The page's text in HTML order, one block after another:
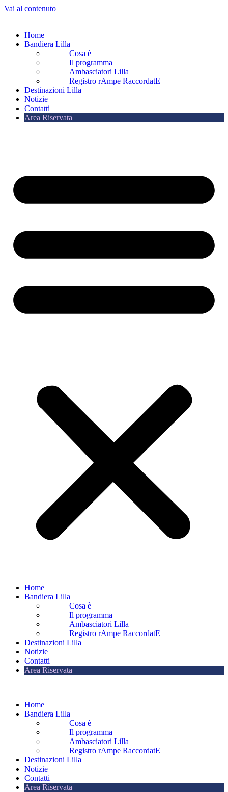
Vai al contenuto
Home
Bandiera Lilla
Cosa è
Il programma
Ambasciatori Lilla
Registro rAmpe RaccordatE
Destinazioni Lilla
Notizie
Contatti
Area Riservata
Home
Bandiera Lilla
Cosa è
Il programma
Ambasciatori Lilla
Registro rAmpe RaccordatE
Destinazioni Lilla
Notizie
Contatti
Area Riservata
Home
Bandiera Lilla
Cosa è
Il programma
Ambasciatori Lilla
Registro rAmpe RaccordatE
Destinazioni Lilla
Notizie
Contatti
Area Riservata